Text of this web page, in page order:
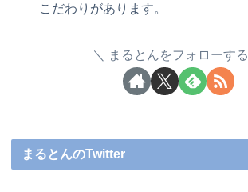
こだわりがあります。
まるとんをフォローする
まるとんのTwitter